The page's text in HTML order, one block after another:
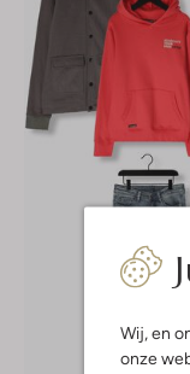
Wij, en
onze